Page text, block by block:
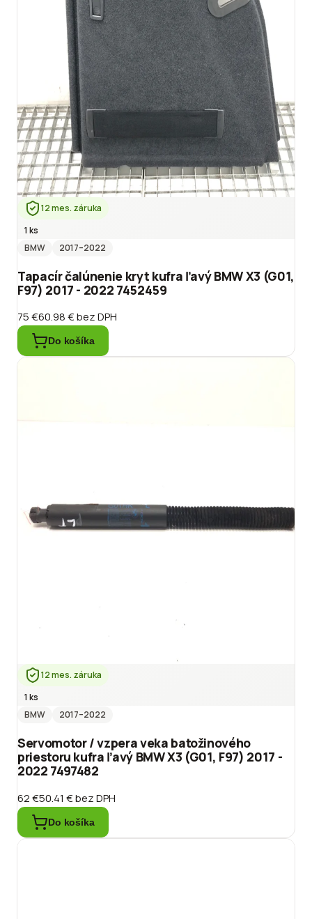
12 mes. záruka
1 ks
BMW
2017–2022
Tapacír čalúnenie kryt kufra ľavý BMW X3 (G01,
F97) 2017 - 2022 7452459
75 €60.98 €bez DPH
Do košíka
12 mes. záruka
1 ks
BMW
2017–2022
Servomotor / vzpera veka batožinového
priestoru kufra ľavý BMW X3 (G01, F97) 2017 -
2022 7497482
62 €50.41 €bez DPH
Do košíka